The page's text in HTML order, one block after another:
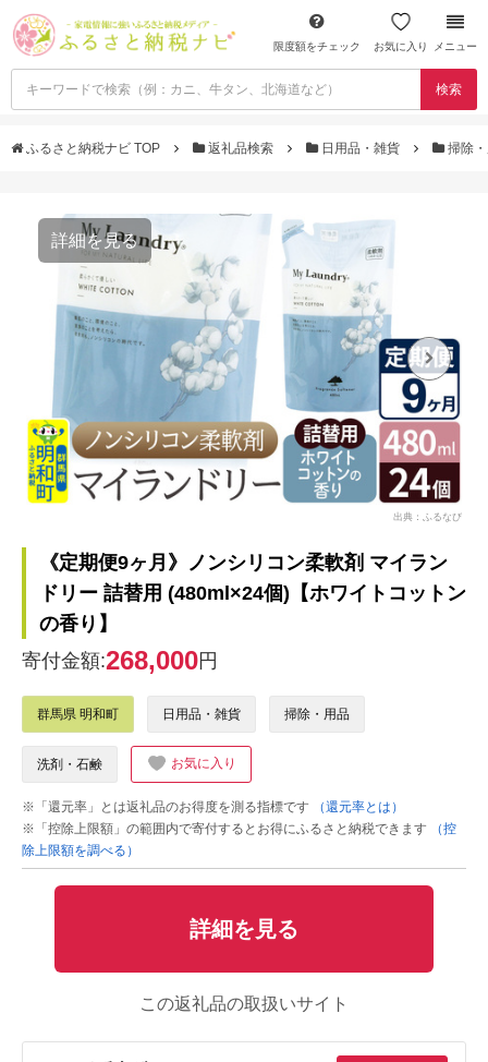
限度額をチェック お気に入り メニュー
検索
ふるさと納税ナビ TOP 返礼品検索 日用品・雑貨 掃除
詳細を見る
出典：ふるなび
《定期便9ヶ月》ノンシリコン柔軟剤 マイラン
ドリー 詰替用 (480ml×24個)【ホワイトコットン
の香り】
寄付金額:268,000円
群馬県 明和町 日用品・雑貨 掃除・用品
洗剤・石鹸 お気に入り
※「還元率」とは返礼品のお得度を測る指標です
（還元率とは）
※「控除上限額」の範囲内で寄付するとお得にふるさと納税できます
（控
除上限額を調べる）
詳細を見る
この返礼品の取扱いサイト